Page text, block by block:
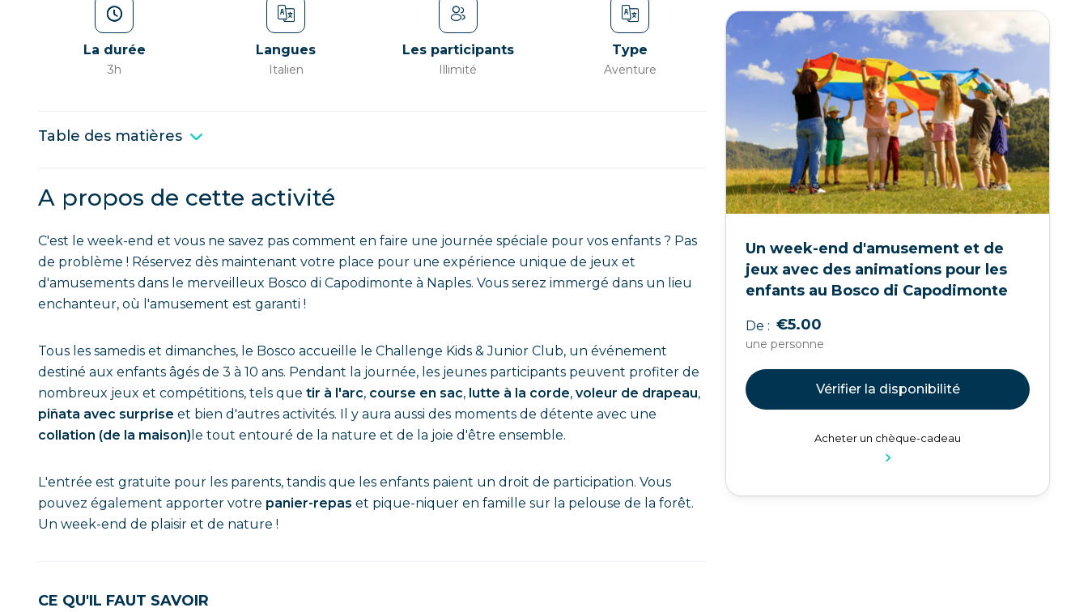
La durée
3h
Langues
Italien
Les participants
Illimité
Type
Aventure
Table des matières
A propos de cette activité
C'est le week-end et vous ne savez pas comment en faire une journée spéciale pour vos enfants ? Pas
de problème ! Réservez dès maintenant votre place pour une expérience unique de jeux et
d'amusements dans le merveilleux Bosco di Capodimonte à Naples. Vous serez immergé dans un lieu
enchanteur, où l'amusement est garanti !
Tous les samedis et dimanches, le Bosco accueille le Challenge Kids & Junior Club, un événement
destiné aux enfants âgés de 3 à 10 ans. Pendant la journée, les jeunes participants peuvent profiter de
nombreux jeux et compétitions, tels que tir à l'arc, course en sac, lutte à la corde, voleur de drapeau,
piñata avec surprise et bien d'autres activités. Il y aura aussi des moments de détente avec une
collation (de la maison) le tout entouré de la nature et de la joie d'être ensemble.
L'entrée est gratuite pour les parents, tandis que les enfants paient un droit de participation. Vous
pouvez également apporter votre panier-repas et pique-niquer en famille sur la pelouse de la forêt.
Un week-end de plaisir et de nature !
CE QU'IL FAUT SAVOIR
Un week-end d'amusement et de
jeux avec des animations pour les
enfants au Bosco di Capodimonte
De : €5.00
une personne
Vérifier la disponibilité
Acheter un chèque-cadeau